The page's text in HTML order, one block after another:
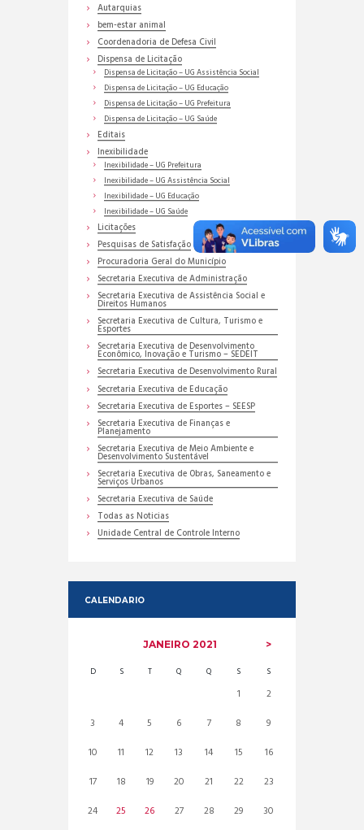
Autarquias
bem-estar animal
Coordenadoria de Defesa Civil
Dispensa de Licitação
Dispensa de Licitação – UG Assistência Social
Dispensa de Licitação – UG Educação
Dispensa de Licitação – UG Prefeitura
Dispensa de Licitação – UG Saúde
Editais
Inexibilidade
Inexibilidade – UG Prefeitura
Inexibilidade – UG Assistência Social
Inexibilidade – UG Educação
Inexibilidade – UG Saúde
Licitações
Pesquisas de Satisfação
Procuradoria Geral do Município
Secretaria Executiva de Administração
Secretaria Executiva de Assistência Social e
Direitos Humanos
Secretaria Executiva de Cultura, Turismo e
Esportes
Secretaria Executiva de Desenvolvimento
Econômico, Inovação e Turismo – SEDEIT
Secretaria Executiva de Desenvolvimento Rural
Secretaria Executiva de Educação
Secretaria Executiva de Esportes – SEESP
Secretaria Executiva de Finanças e
Planejamento
Secretaria Executiva de Meio Ambiente e
Desenvolvimento Sustentável
Secretaria Executiva de Obras, Saneamento e
Serviços Urbanos
Secretaria Executiva de Saúde
Todas as Noticias
Unidade Central de Controle Interno
CALENDARIO
JANEIRO2021
D S T Q Q S S
1
2
3
4 5 6 7 8
9
10
11 12 13 14 15
16
17
18 19 20 21 22
23
24
25 26 27 28 29 30